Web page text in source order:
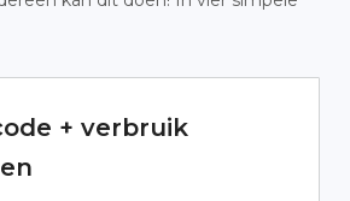
+ verbruik